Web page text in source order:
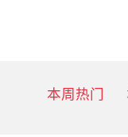
本周热门